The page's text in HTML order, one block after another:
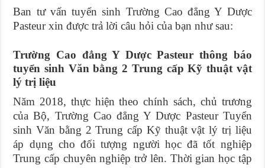
Ban tư vấn tuyển sinh Trường Cao đẳng Y Dược
Pasteur xin được trả lời câu hỏi của bạn như sau:
Trường Cao đẳng Y Dược Pasteur thông báo
tuyển sinh Văn bằng 2 Trung cấp Kỹ thuật vật
lý trị liệu
Năm 2018, thực hiện theo chính sách, chủ trương
của Bộ, Trường Cao đẳng Y Dược Pasteur Tuyển
sinh Văn bằng 2 Trung cấp Kỹ thuật vật lý trị liệu
áp dụng cho đối tượng người học đã tốt nghiệp
Trung cấp chuyên nghiệp trở lên. Thời gian học tập